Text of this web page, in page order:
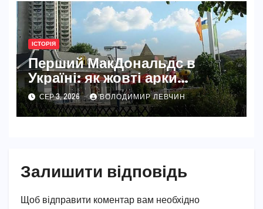
ІСТОРІЯ
Перший МакДональдс в
Україні: як жовті арки
змінили Київ
СЕР 3, 2026 ВОЛОДИМИР ЛЕВЧИН
Залишити відповідь
Щоб відправити коментар вам необхідно